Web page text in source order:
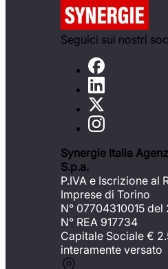
Seguici sui nostri
Synergie Italia
S.p.a.
P.IVA e Iscrizione al
Imprese di Torino
N° 07704310015
N° REA 917734
Capitale Sociale €
interamente versato